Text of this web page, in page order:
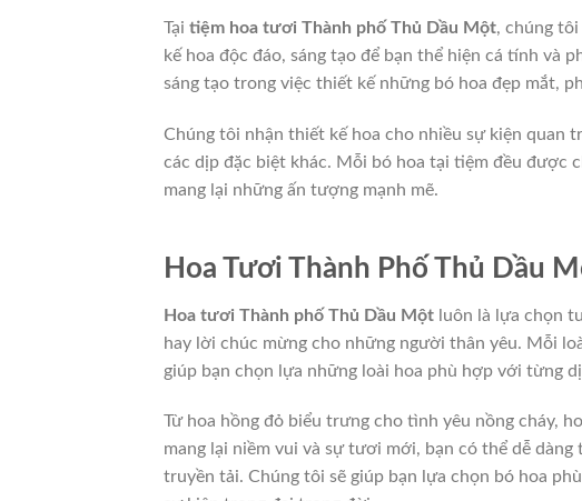
Tại tiệm hoa tươi Thành phố Thủ Dầu Một, chúng
kế hoa độc đáo, sáng tạo để bạn thể hiện cá tính và
sáng tạo trong việc thiết kế những bó hoa đẹp mắt,
Chúng tôi nhận thiết kế hoa cho nhiều sự kiện quan
các dịp đặc biệt khác. Mỗi bó hoa tại tiệm đều được
mang lại những ấn tượng mạnh mẽ.
Hoa Tươi Thành Phố Thủ Dầu
Hoa tươi Thành phố Thủ Dầu Một luôn là lựa chọn
hay lời chúc mừng cho những người thân yêu. Mỗi
giúp bạn chọn lựa những loài hoa phù hợp với từng
Từ hoa hồng đỏ biểu trưng cho tình yêu nồng cháy,
mang lại niềm vui và sự tươi mới, bạn có thể dễ
truyền tải. Chúng tôi sẽ giúp bạn lựa chọn bó hoa